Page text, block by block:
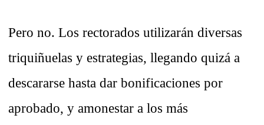
Pero no. Los rectorados utilizarán diversas
triquiñuelas y estrategias, llegando quizá a
descararse hasta dar bonificaciones por
aprobado, y amonestar a los más